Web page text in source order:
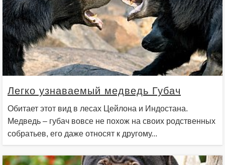
Легко узнаваемый медведь Губач
Обитает этот вид в лесах Цейлона и Индостана.
Медведь – губач вовсе не похож на своих родственных
собратьев, его даже относят к другому...